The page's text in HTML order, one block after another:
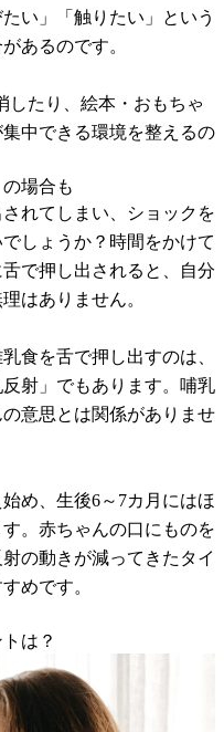
い」「触りたい」という
あるのです。
したり、絵本・おもちゃ
中できる環境を整えるの
場合も
れてしまい、ショックを
しょうか？時間をかけて
で押し出されると、自分
はありません。
食を舌で押し出すのは、
射」でもあります。哺乳
意思とは関係がありませ
め、生後6～7カ月にはほ
。赤ちゃんの口にものを
の動きが減ってきたタイ
めです。
は？